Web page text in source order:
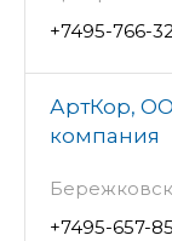
+7495-766-
АртКор,
компания
+7495-657-